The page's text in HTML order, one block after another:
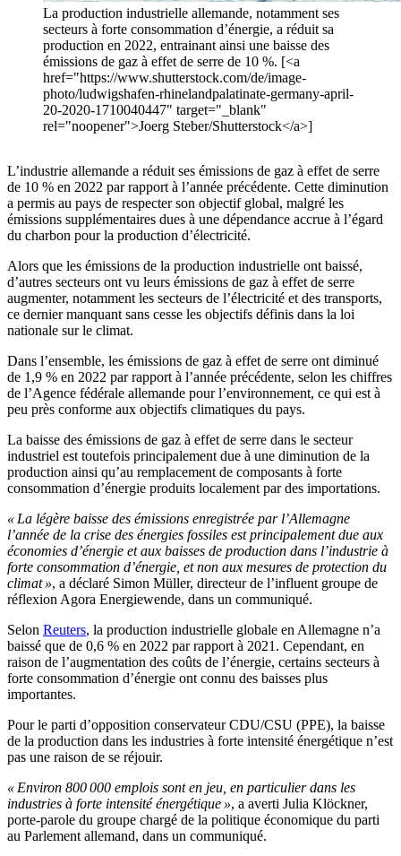
La production industrielle allemande, notamment ses
secteurs à forte consommation d’énergie, a réduit sa
production en 2022, entrainant ainsi une baisse des
émissions de gaz à effet de serre de 10 %. [<a
href="https://www.shutterstock.com/de/image-
photo/ludwigshafen-rhinelandpalatinate-germany-april-
20-2020-1710040447" target="_blank"
rel="noopener">Joerg Steber/Shutterstock</a>]
L’industrie allemande a réduit ses émissions de gaz à effet de serre
de 10 % en 2022 par rapport à l’année précédente. Cette diminution
a permis au pays de respecter son objectif global, malgré les
émissions supplémentaires dues à une dépendance accrue à l’égard
du charbon pour la production d’électricité.
Alors que les émissions de la production industrielle ont baissé,
d’autres secteurs ont vu leurs émissions de gaz à effet de serre
augmenter, notamment les secteurs de l’électricité et des transports,
ce dernier manquant sans cesse les objectifs définis dans la loi
nationale sur le climat.
Dans l’ensemble, les émissions de gaz à effet de serre ont diminué
de 1,9 % en 2022 par rapport à l’année précédente, selon les chiffres
de l’Agence fédérale allemande pour l’environnement, ce qui est à
peu près conforme aux objectifs climatiques du pays.
La baisse des émissions de gaz à effet de serre dans le secteur
industriel est toutefois principalement due à une diminution de la
production ainsi qu’au remplacement de composants à forte
consommation d’énergie produits localement par des importations.
« La légère baisse des émissions enregistrée par l’Allemagne
l’année de la crise des énergies fossiles est principalement due aux
économies d’énergie et aux baisses de production dans l’industrie à
forte consommation d’énergie, et non aux mesures de protection du
climat », a déclaré Simon Müller, directeur de l’influent groupe de
réflexion Agora Energiewende, dans un communiqué.
Selon Reuters, la production industrielle globale en Allemagne n’a
baissé que de 0,6 % en 2022 par rapport à 2021. Cependant, en
raison de l’augmentation des coûts de l’énergie, certains secteurs à
forte consommation d’énergie ont connu des baisses plus
importantes.
Pour le parti d’opposition conservateur CDU/CSU (PPE), la baisse
de la production dans les industries à forte intensité énergétique n’est
pas une raison de se réjouir.
« Environ 800 000 emplois sont en jeu, en particulier dans les
industries à forte intensité énergétique », a averti Julia Klöckner,
porte-parole du groupe chargé de la politique économique du parti
au Parlement allemand, dans un communiqué.